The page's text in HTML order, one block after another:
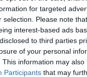
for targeted
selection. Please note
interest-based ads
to third parties
of your personal
This information may
Participants that may
: 22,Aktyvių: 0
IP
PRISIJUNGIMO IP